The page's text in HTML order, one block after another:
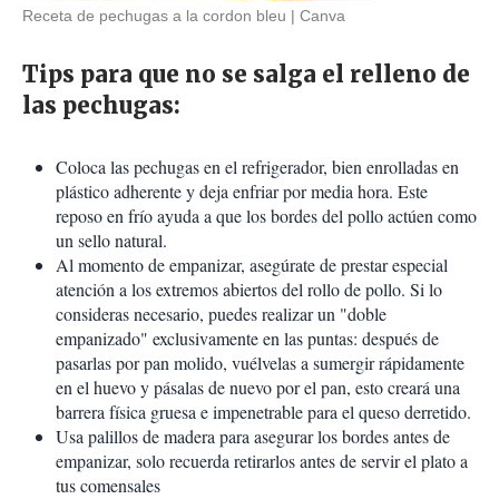
Receta de pechugas a la cordon bleu Canva
Tips para que no se salga el relleno de
las pechugas:
Coloca las pechugas en el refrigerador, bien enrolladas en
plástico adherente y deja enfriar por media hora. Este
reposo en frío ayuda a que los bordes del pollo actúen como
un sello natural.
Al momento de empanizar, asegúrate de prestar especial
atención a los extremos abiertos del rollo de pollo. Si lo
consideras necesario, puedes realizar un "doble
empanizado" exclusivamente en las puntas: después de
pasarlas por pan molido, vuélvelas a sumergir rápidamente
en el huevo y pásalas de nuevo por el pan, esto creará una
barrera física gruesa e impenetrable para el queso derretido.
Usa palillos de madera para asegurar los bordes antes de
empanizar, solo recuerda retirarlos antes de servir el plato a
tus comensales